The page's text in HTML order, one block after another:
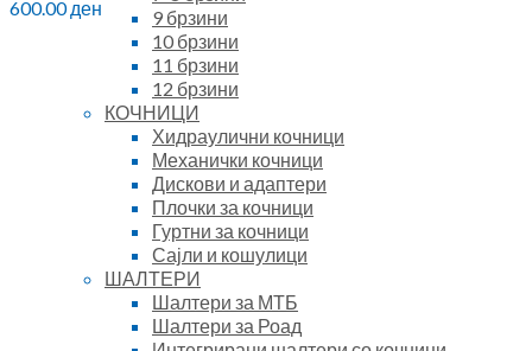
9 брзини
10 брзини
11 брзини
12 брзини
КОЧНИЦИ
Хидраулични кочници
Механички кочници
Дискови и адаптери
Плочки за кочници
Гуртни за кочници
Сајли и кошулици
ШАЛТЕРИ
Шалтери за МТБ
Шалтери за Роад
600.00ден